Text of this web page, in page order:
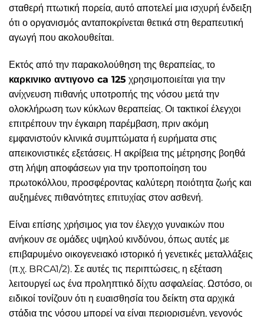
σταθερή πτωτική πορεία, αυτό αποτελεί μια ισχυρή ένδειξη
ότι ο οργανισμός ανταποκρίνεται θετικά στη θεραπευτική
αγωγή που ακολουθείται.
Εκτός από την παρακολούθηση της θεραπείας, το
καρκινικο αντιγονο ca 125 χρησιμοποιείται για την
ανίχνευση πιθανής υποτροπής της νόσου μετά την
ολοκλήρωση των κύκλων θεραπείας. Οι τακτικοί έλεγχοι
επιτρέπουν την έγκαιρη παρέμβαση, πριν ακόμη
εμφανιστούν κλινικά συμπτώματα ή ευρήματα στις
απεικονιστικές εξετάσεις. Η ακρίβεια της μέτρησης βοηθά
στη λήψη αποφάσεων για την τροποποίηση του
πρωτοκόλλου, προσφέροντας καλύτερη ποιότητα ζωής και
αυξημένες πιθανότητες επιτυχίας στον ασθενή.
Είναι επίσης χρήσιμος για τον έλεγχο γυναικών που
ανήκουν σε ομάδες υψηλού κινδύνου, όπως αυτές με
επιβαρυμένο οικογενειακό ιστορικό ή γενετικές μεταλλάξεις
(π.χ. BRCA1/2). Σε αυτές τις περιπτώσεις, η εξέταση
λειτουργεί ως ένα προληπτικό δίχτυ ασφαλείας. Ωστόσο, οι
ειδικοί τονίζουν ότι η ευαισθησία του δείκτη στα αρχικά
στάδια της νόσου μπορεί να είναι περιορισμένη, γεγονός